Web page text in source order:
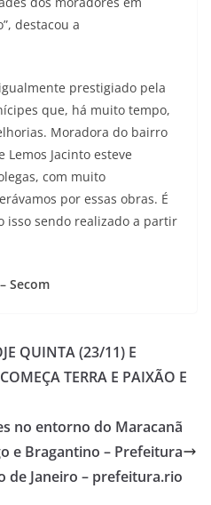
destacou a
prestigiado pela
que, há muito tempo,
Moradora do bairro
Lemos Jacinto esteve
com muito
por essas obras. É
isso sendo realizado a partir
Secom
QUINTA (23/11) E
TERRA E PAIXÃO E
no entorno do Maracanã
e Bragantino – Prefeitura
de Janeiro – prefeitura.rio